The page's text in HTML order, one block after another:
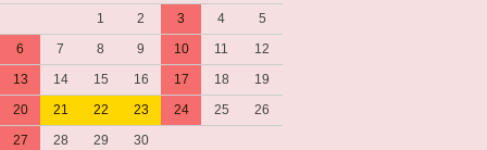
1
2 3 4
5
6
7 8 9 10 11
12
13
14 15 16 17 18
19
20
21 22 23 24 25
26
27
28 29 30